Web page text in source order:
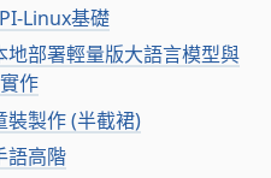
Linux基礎
地部署輕量版大語言模型與
作
裝製作 (半截裙)
語高階